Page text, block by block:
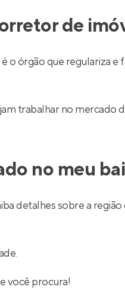
de
órgão que regulariza e
trabalhar no mercado
no meu
detalhes sobre a região
você procura!